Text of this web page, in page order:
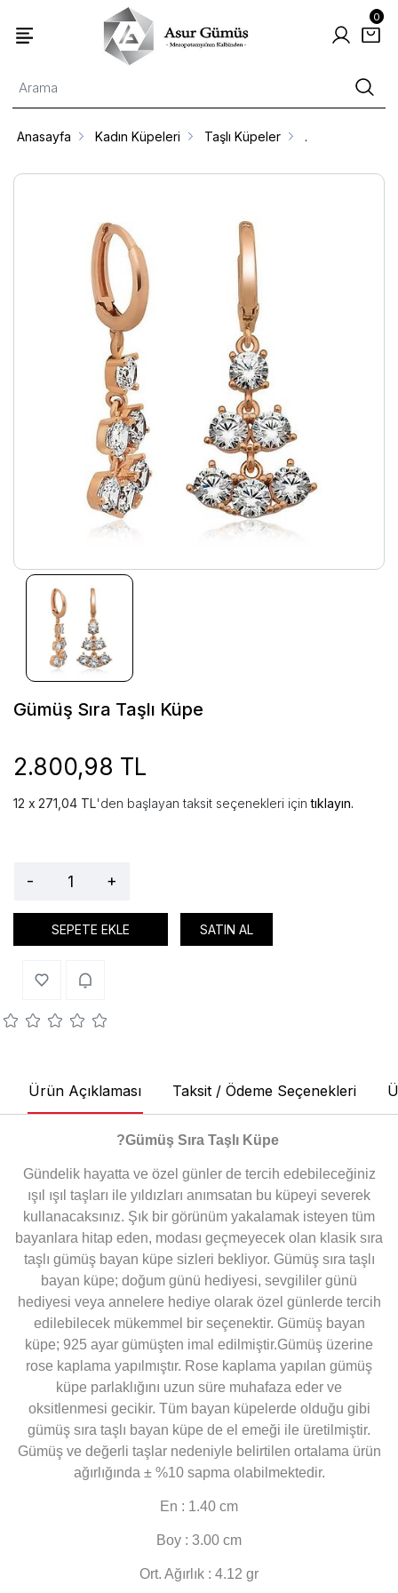
0
Anasayfa Kadın Küpeleri Taşlı Küpeler .
Gümüş Sıra Taşlı Küpe
2.800,98 TL
271,04 TL'den başlayan taksit seçenekleri içintıklayın.
- +
SEPETE EKLE SATIN AL
Ürün Açıklaması Taksit / Ödeme Seçenekleri
?Gümüş Sıra Taşlı Küpe
Gündelik hayatta ve özel günler de tercih edebileceğiniz
ışıl ışıl taşları ile yıldızları anımsatan bu küpeyi severek
kullanacaksınız. Şık bir görünüm yakalamak isteyen tüm
bayanlara hitap eden, modası geçmeyecek olan klasik sıra
taşlı gümüş bayan küpe sizleri bekliyor. Gümüş sıra taşlı
bayan küpe; doğum günü hediyesi, sevgililer günü
hediyesi veya annelere hediye olarak özel günlerde tercih
edilebilecek mükemmel bir seçenektir. Gümüş bayan
küpe; 925 ayar gümüşten imal edilmiştir.Gümüş üzerine
rose kaplama yapılmıştır. Rose kaplama yapılan gümüş
küpe parlaklığını uzun süre muhafaza eder ve
oksitlenmesi gecikir. Tüm bayan küpelerde olduğu gibi
gümüş sıra taşlı bayan küpe de el emeği ile üretilmiştir.
Gümüş ve değerli taşlar nedeniyle belirtilen ortalama ürün
ağırlığında ± %10 sapma olabilmektedir.
En : 1.40 cm
Boy : 3.00 cm
Ort. Ağırlık : 4.12 gr